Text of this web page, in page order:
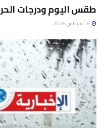
طقس اليوم ودرجات